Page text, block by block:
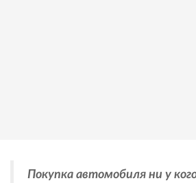
Покупка автомобиля ни у